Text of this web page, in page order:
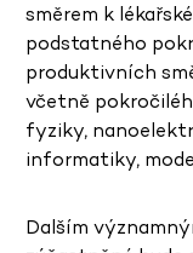
směrem k
podstatného
produktivních
včetně
fyziky,
informatiky,
Dalším